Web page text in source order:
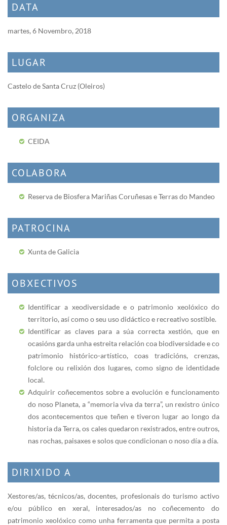
DATA
martes, 6 Novembro, 2018
LUGAR
Castelo de Santa Cruz (Oleiros)
ORGANIZA
CEIDA
COLABORA
Reserva de Biosfera Mariñas Coruñesas e Terras do Mandeo
PATROCINA
Xunta de Galicia
OBXECTIVOS
Identificar a xeodiversidade e o patrimonio xeolóxico do
territorio, así como o seu uso didáctico e recreativo sostible.
Identificar as claves para a súa correcta xestión, que en
ocasións garda unha estreita relación coa biodiversidade e co
patrimonio histórico-artístico, coas tradicións, crenzas,
folclore ou relixión dos lugares, como signo de identidade
local.
Adquirir coñecementos sobre a evolución e funcionamento
do noso Planeta, a “memoria viva da terra”, un rexistro único
dos acontecementos que teñen e tiveron lugar ao longo da
historia da Terra, os cales quedaron rexistrados, entre outros,
nas rochas, paisaxes e solos que condicionan o noso día a día.
DIRIXIDO A
Xestores/as, técnicos/as, docentes, profesionais do turismo activo
e/ou público en xeral, interesados/as no coñecemento do
patrimonio xeolóxico como unha ferramenta que permita a posta